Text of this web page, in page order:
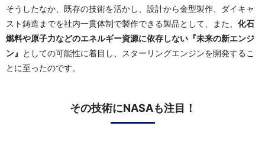
そうしたなか、既存の技術を活かし、設計から金型製作、ダイキャ
スト鋳造までを社内一貫体制で製作できる製品として、また、 化石
燃料や原子力などのエネルギー資源に依存しない『未来の新エンジ
ン』 としての可能性に着目し、スターリングエンジンを開発するこ
とに至ったのです。
その技術にNASAも注目！